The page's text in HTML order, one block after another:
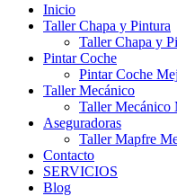
Inicio
Taller Chapa y Pintura
Taller Chapa y
Pintar Coche
Pintar Coche
Taller Mecánico
Taller Mecánico
Aseguradoras
Taller Mapfre
Contacto
SERVICIOS
Blog